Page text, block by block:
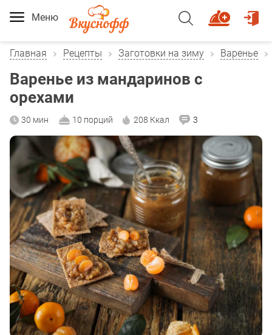
Меню
Главная Рецепты Заготовки на зиму Варенье
Варенье из мандаринов с
орехами
30 мин 10 порций 208 Ккал 3